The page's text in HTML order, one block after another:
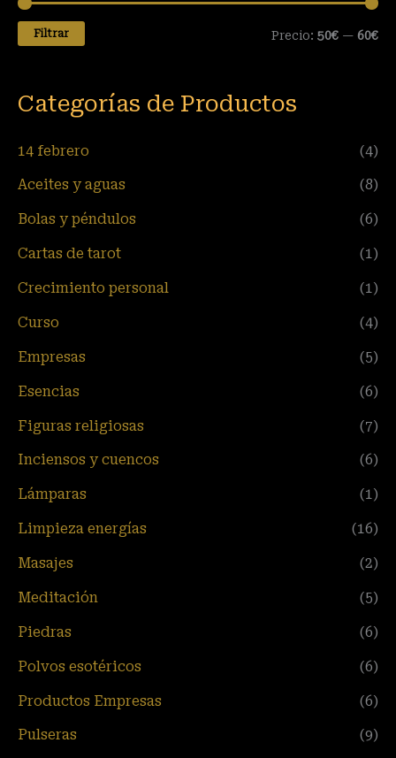
Filtrar Precio: 50€ — 60€
Categorías de Productos
14 febrero (4)
Aceites y aguas (8)
Bolas y péndulos (6)
Cartas de tarot (1)
Crecimiento personal (1)
Curso (4)
Empresas (5)
Esencias (6)
Figuras religiosas (7)
Inciensos y cuencos (6)
Lámparas (1)
Limpieza energías (16)
Masajes (2)
Meditación (5)
Piedras (6)
Polvos esotéricos (6)
Productos Empresas (6)
Pulseras (9)